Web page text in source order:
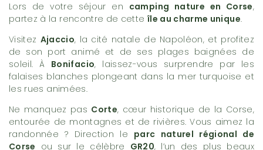
Lors de votre séjour en camping nature en Corse,
partez à la rencontre de cette île au charme unique.
Visitez Ajaccio, la cité natale de Napoléon, et profitez
de son port animé et de ses plages baignées de
soleil. À Bonifacio, laissez-vous surprendre par les
falaises blanches plongeant dans la mer turquoise et
les rues animées.
Ne manquez pas Corte, cœur historique de la Corse,
entourée de montagnes et de rivières. Vous aimez la
randonnée ? Direction le parc naturel régional de
Corse ou sur le célèbre GR20, l’un des plus beaux